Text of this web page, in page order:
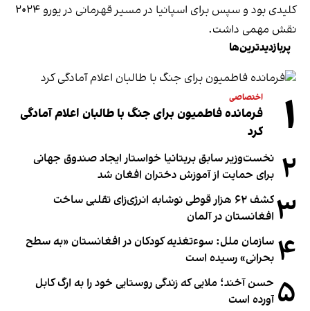
کلیدی بود و سپس برای اسپانیا در مسیر قهرمانی در یورو ٢٠٢٤
نقش مهمی داشت.
پربازدیدترین‌ها
۱ اختصاصی
فرمانده فاطمیون برای جنگ با طالبان اعلام آمادگی
کرد
۲ نخست‌وزیر سابق بریتانیا خواستار ایجاد صندوق جهانی
برای حمایت از آموزش دختران افغان شد
۳
کشف ۶۲ هزار قوطی نوشابه انرژی‌زای تقلبی ساخت
افغانستان در آلمان
۴ سازمان ملل: سوء‌تغذیه کودکان در افغانستان «به سطح
بحرانی» رسیده است
۵ حسن آخند؛ ملایی که زندگی روستایی خود را به ارگ کابل
آورده است